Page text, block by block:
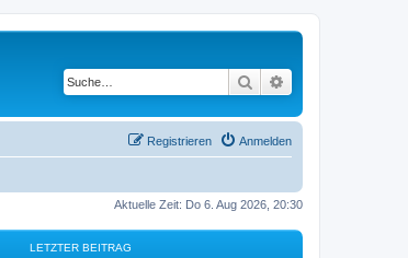
Suche
Anmelden
Registrieren
Aktuelle Zeit: Do 6. Aug 2026, 20:30
LETZTER BEITRAG